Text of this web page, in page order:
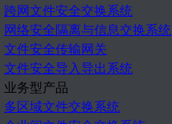
跨网文件安全交换系统
网络安全隔离与信息交换系统
文件安全传输网关
文件安全导入导出系统
业务型产品
多区域文件交换系统